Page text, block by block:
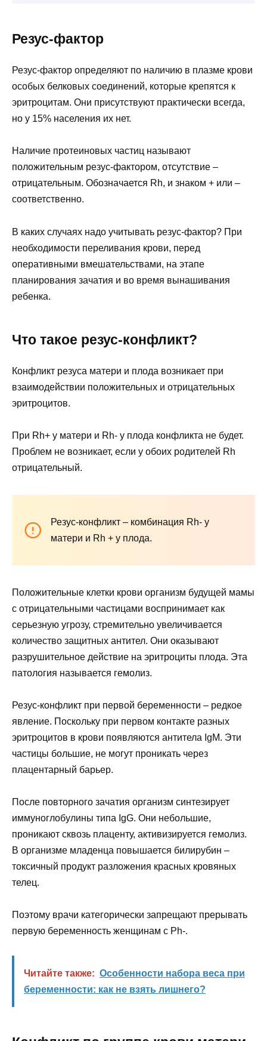
Резус-фактор
Резус-фактор определяют по наличию в плазме крови
особых белковых соединений, которые крепятся к
эритроцитам. Они присутствуют практически всегда,
но у 15% населения их нет.
Наличие протеиновых частиц называют
положительным резус-фактором, отсутствие –
отрицательным. Обозначается Rh, и знаком + или –
соответственно.
В каких случаях надо учитывать резус-фактор? При
необходимости переливания крови, перед
оперативными вмешательствами, на этапе
планирования зачатия и во время вынашивания
ребенка.
Что такое резус-конфликт?
Конфликт резуса матери и плода возникает при
взаимодействии положительных и отрицательных
эритроцитов.
При Rh+ у матери и Rh- у плода конфликта не будет.
Проблем не возникает, если у обоих родителей Rh
отрицательный.
Резус-конфликт – комбинация Rh- у
матери и Rh + у плода.
Положительные клетки крови организм будущей мамы
с отрицательными частицами воспринимает как
серьезную угрозу, стремительно увеличивается
количество защитных антител. Они оказывают
разрушительное действие на эритроциты плода. Эта
патология называется гемолиз.
Резус-конфликт при первой беременности – редкое
явление. Поскольку при первом контакте разных
эритроцитов в крови появляются антитела IgM. Эти
частицы большие, не могут проникать через
плацентарный барьер.
После повторного зачатия организм синтезирует
иммуноглобулины типа IgG. Они небольшие,
проникают сквозь плаценту, активизируется гемолиз.
В организме младенца повышается билирубин –
токсичный продукт разложения красных кровяных
телец.
Поэтому врачи категорически запрещают прерывать
первую беременность женщинам с Ph-.
Читайте также: Особенности набора веса при
беременности: как не взять лишнего?